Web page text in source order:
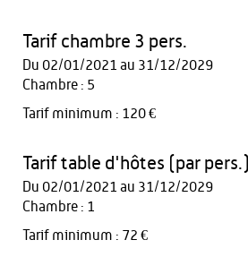
Tarif chambre 3 pers.
Du 02/01/2021 au 31/12/2029
Chambre : 5
Tarif minimum : 120 €
Tarif table d'hôtes (par pers.)
Du 02/01/2021 au 31/12/2029
Chambre : 1
Tarif minimum : 72 €